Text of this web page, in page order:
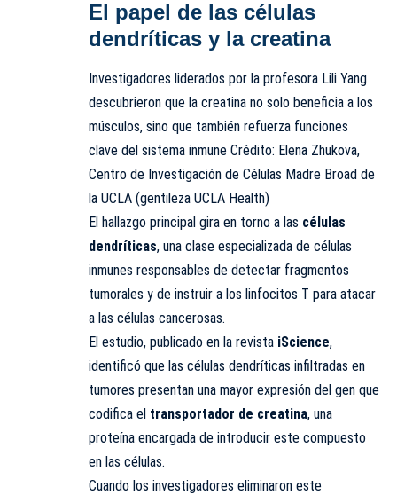
El papel de las células
dendríticas y la creatina
Investigadores liderados por la profesora Lili Yang
descubrieron que la creatina no solo beneficia a los
músculos, sino que también refuerza funciones
clave del sistema inmune Crédito: Elena Zhukova,
Centro de Investigación de Células Madre Broad de
la UCLA (gentileza UCLA Health)
El hallazgo principal gira en torno a las células
dendríticas, una clase especializada de células
inmunes responsables de detectar fragmentos
tumorales y de instruir a los linfocitos T para atacar
a las células cancerosas.
El estudio, publicado en la revista iScience,
identificó que las células dendríticas infiltradas en
tumores presentan una mayor expresión del gen que
codifica el transportador de creatina, una
proteína encargada de introducir este compuesto
en las células.
Cuando los investigadores eliminaron este